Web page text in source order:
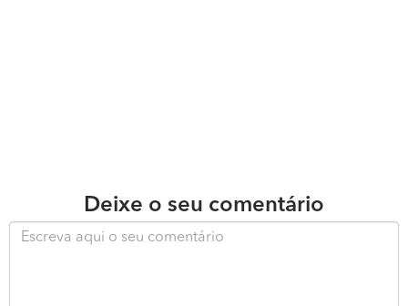
Deixe o seu comentário